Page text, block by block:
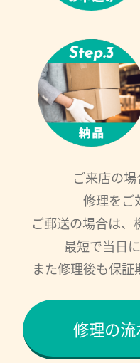
ご来店の
修理をご
ご郵送の場合は、
最短で当日
また修理後も保証
修理の